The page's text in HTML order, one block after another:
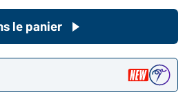
le panier